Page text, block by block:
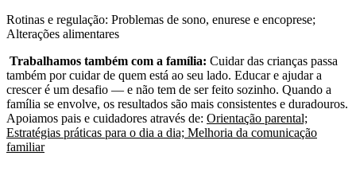
Rotinas e regulação: Problemas de sono, enurese e encoprese;
Alterações alimentares
Trabalhamos também com a família: Cuidar das crianças passa
também por cuidar de quem está ao seu lado. Educar e ajudar a
crescer é um desafio — e não tem de ser feito sozinho. Quando a
família se envolve, os resultados são mais consistentes e duradouros.
Apoiamos pais e cuidadores através de: Orientação parental;
Estratégias práticas para o dia a dia; Melhoria da comunicação
familiar